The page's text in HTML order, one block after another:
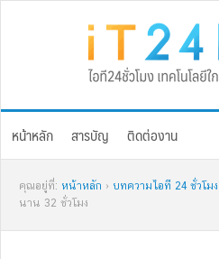
หน้าหลัก สารบัญ ติดต่องาน
คุณอยู่ที่: หน้าหลัก › บทความไอที 24 ชั่วโมง
นาน 32 ชั่วโมง